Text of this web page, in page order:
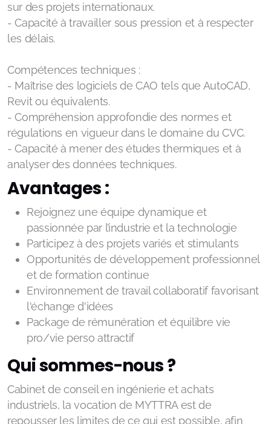
sur des projets internationaux.
- Capacité à travailler sous pression et à respecter
les délais.
Compétences techniques :
- Maîtrise des logiciels de CAO tels que AutoCAD,
Revit ou équivalents.
- Compréhension approfondie des normes et
régulations en vigueur dans le domaine du CVC.
- Capacité à mener des études thermiques et à
analyser des données techniques.
Avantages :
Rejoignez une équipe dynamique et
passionnée par l’industrie et la technologie
Participez à des projets variés et stimulants
Opportunités de développement professionnel
et de formation continue
Environnement de travail collaboratif favorisant
l'échange d'idées
Package de rémunération et équilibre vie
pro/vie perso attractif
Qui sommes-nous ?
Cabinet de conseil en ingénierie et achats
industriels, la vocation de MYTTRA est de
repousser les limites de ce qui est possible, afin